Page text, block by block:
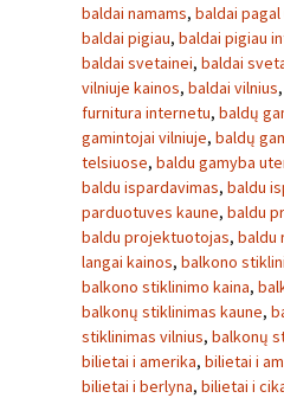
baldai namams, baldai pagal
baldai pigiau, baldai pigiau
baldai svetainei, baldai
vilniuje kainos, baldai vilnius,
furnitura internetu, baldų
gamintojai vilniuje, baldų
telsiuose, baldu gamyba
baldu ispardavimas, baldu
parduotuves kaune, baldu
baldu projektuotojas, baldu
langai kainos, balkono
balkono stiklinimo kaina,
balkonų stiklinimas kaune,
stiklinimas vilnius, balkonų
bilietai i amerika, bilietai i
bilietai i berlyna, bilietai i